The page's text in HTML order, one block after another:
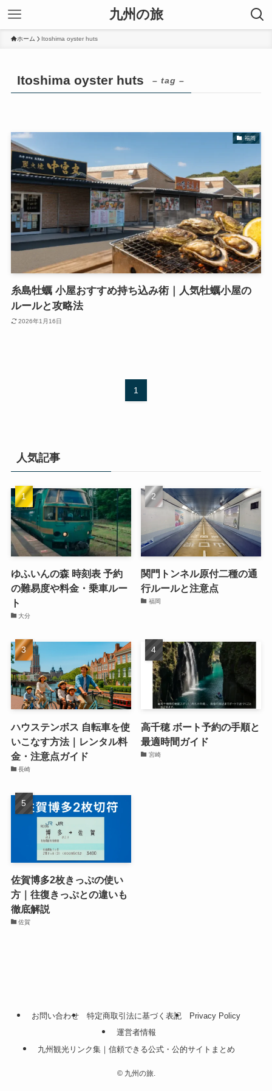
九州の旅
ホーム Itoshima oyster huts
Itoshima oyster huts – tag –
福岡
糸島牡蠣 小屋おすすめ持ち込み術｜人気牡蠣小屋の
ルールと攻略法
2026年1月16日
1
人気記事
ゆふいんの森 時刻表 予約
の難易度や料金・乗車ルー
ト
大分
関門トンネル原付二種の通
行ルールと注意点
福岡
ハウステンボス 自転車を使
いこなす方法｜レンタル料
金・注意点ガイド
長崎
高千穂 ボート予約の手順と
最適時間ガイド
宮崎
佐賀博多2枚きっぷの使い
方｜往復きっぷとの違いも
徹底解説
佐賀
お問い合わせ 特定商取引法に基づく表記
Privacy Policy
運営者情報
九州観光リンク集｜信頼できる公式・公的サイトまとめ
©九州の旅.